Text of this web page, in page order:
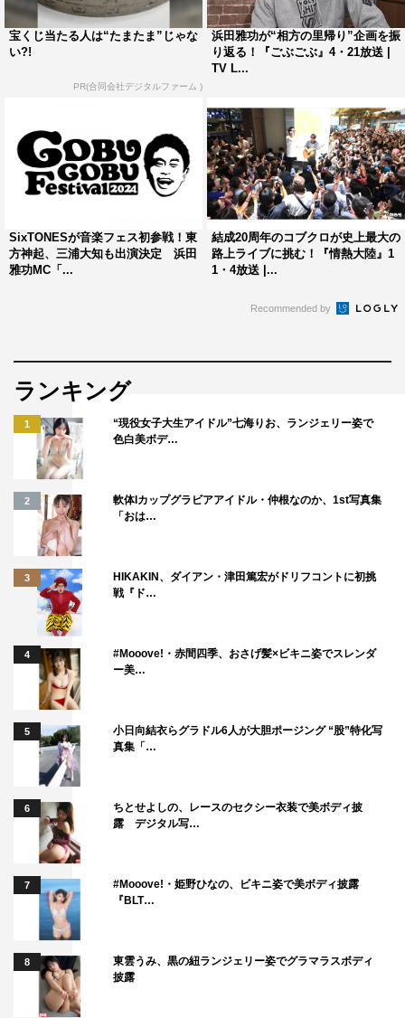
宝くじ当たる人は“たまたま”じゃな
い?!
PR(合同会社デジタルファーム )
浜田雅功が“相方の里帰り”企画を振
り返る！『ごぶごぶ』4・21放送 |
TV L...
SixTONESが音楽フェス初参戦！東
方神起、三浦大知も出演決定 浜田
雅功MC「...
結成20周年のコブクロが史上最大の
路上ライブに挑む！『情熱大陸』1
1・4放送 |...
Recommended by
ランキング
1
“現役女子大生アイドル”七海りお、ランジェリー姿で
色白美ボデ…
2
軟体Iカップグラビアアイドル・仲根なのか、1st写真集
「おは…
3
HIKAKIN、ダイアン・津田篤宏がドリフコントに初挑
戦『ド…
4
#Mooove!・赤間四季、おさげ髪×ビキニ姿でスレンダ
ー美…
5
小日向結衣らグラドル6人が大胆ポージング “股”特化写
真集「…
6
ちとせよしの、レースのセクシー衣装で美ボディ披
露 デジタル写…
7
#Mooove!・姫野ひなの、ビキニ姿で美ボディ披露
『BLT…
8
東雲うみ、黒の紐ランジェリー姿でグラマラスボディ
披露